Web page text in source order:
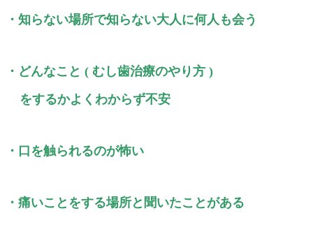
・知らない場所で知らない大人に何人も会う
・どんなこと ( むし歯治療のやり方 )
をするかよくわからず不安
・口を触られるのが怖い
・痛いことをする場所と聞いたことがある